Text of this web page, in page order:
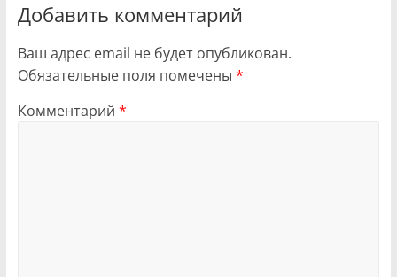
Добавить комментарий
Ваш адрес email не будет опубликован.
Обязательные поля помечены *
Комментарий *